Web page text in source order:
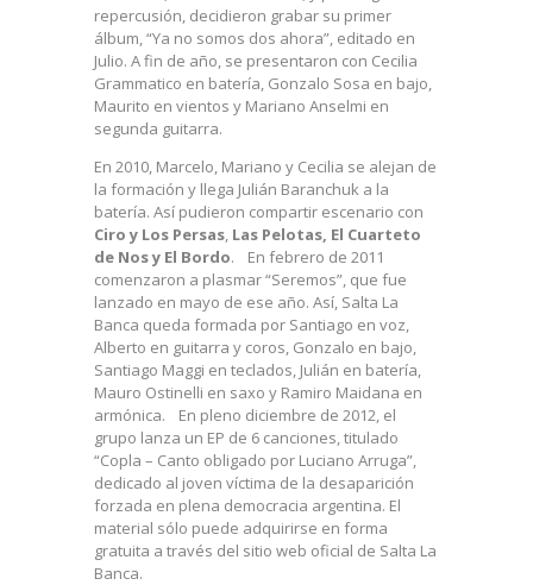
repercusión, decidieron grabar su primer
álbum, “Ya no somos dos ahora”, editado en
Julio. A fin de año, se presentaron con Cecilia
Grammatico en batería, Gonzalo Sosa en bajo,
Maurito en vientos y Mariano Anselmi en
segunda guitarra.
En 2010, Marcelo, Mariano y Cecilia se alejan de
la formación y llega Julián Baranchuk a la
batería. Así pudieron compartir escenario con
Ciro y Los Persas Las Pelotas, El Cuarteto
de Nos y El Bordo. En febrero de 2011
comenzaron a plasmar “Seremos”, que fue
lanzado en mayo de ese año. Así, Salta La
Banca queda formada por Santiago en voz,
Alberto en guitarra y coros, Gonzalo en bajo,
Santiago Maggi en teclados, Julián en batería,
Mauro Ostinelli en saxo y Ramiro Maidana en
armónica. En pleno diciembre de 2012, el
grupo lanza un EP de 6 canciones, titulado
“Copla – Canto obligado por Luciano Arruga”,
dedicado al joven víctima de la desaparición
forzada en plena democracia argentina. El
material sólo puede adquirirse en forma
gratuita a través del sitio web oficial de Salta La
Banca.